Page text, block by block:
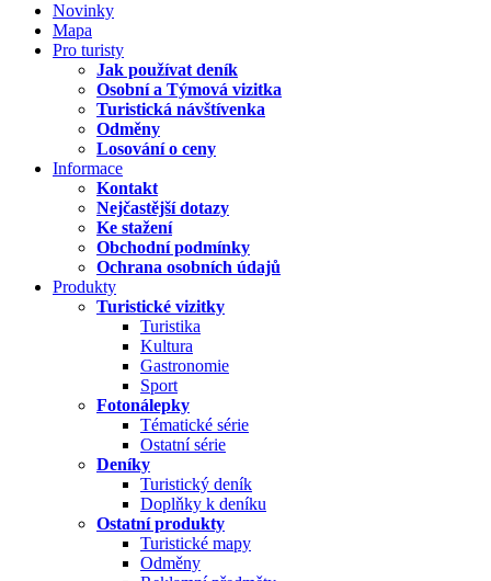
Novinky
Mapa
Pro turisty
Jak používat deník
Osobní a Týmová vizitka
Turistická návštívenka
Odměny
Losování o ceny
Informace
Kontakt
Nejčastější dotazy
Ke stažení
Obchodní podmínky
Ochrana osobních údajů
Produkty
Turistické vizitky
Turistika
Kultura
Gastronomie
Sport
Fotonálepky
Tématické série
Ostatní série
Deníky
Turistický deník
Doplňky k deníku
Ostatní produkty
Turistické mapy
Odměny